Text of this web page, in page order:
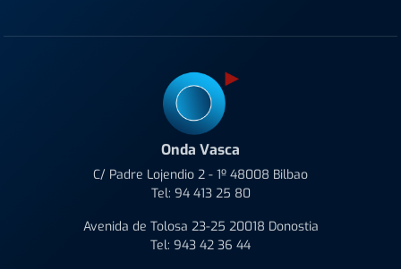
Onda Vasca
C/ Padre Lojendio 2 - 1º 48008 Bilbao
Tel: 94 413 25 80
Avenida de Tolosa 23-25 20018 Donostia
Tel: 943 42 36 44